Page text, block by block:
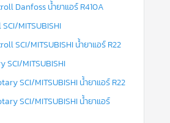
Danfoss น้ำยาแอร์ R410A
MITSUBISHI
SCI/MITSUBISHI น้ำยาแอร์ R22
SCI/MITSUBISHI
SCI/MITSUBISHI น้ำยาแอร์ R22
SCI/MITSUBISHI น้ำยาแอร์